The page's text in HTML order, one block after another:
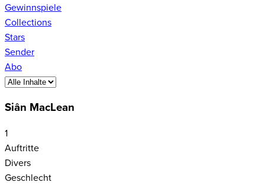
Gewinnspiele
Collections
Stars
Sender
Abo
Siân MacLean
1
Auftritte
Divers
Geschlecht